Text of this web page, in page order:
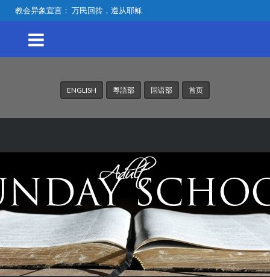
教会异象宣言： 万民回抟，遵从耶稣
ENGLISH 粵語部 国语部 首页